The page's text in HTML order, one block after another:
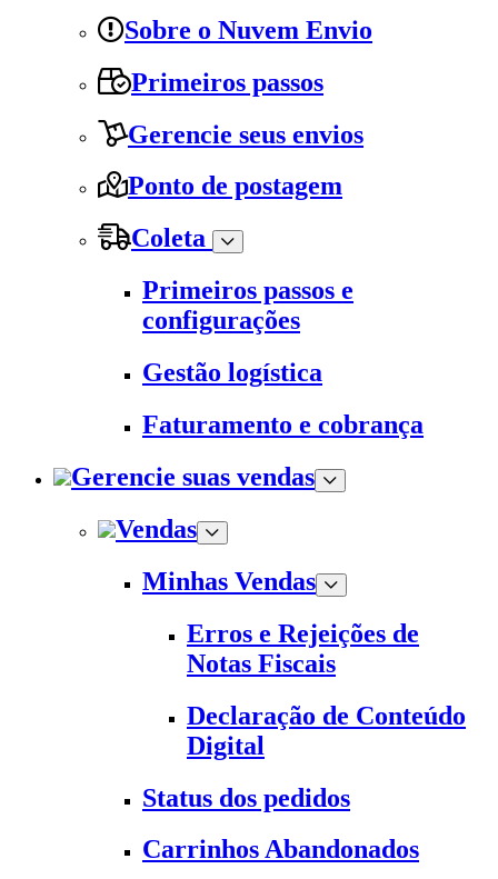
Sobre o Nuvem Envio
Primeiros passos
Gerencie seus envios
Ponto de postagem
Coleta
Primeiros passos e
configurações
Gestão logística
Faturamento e cobrança
Gerencie suas vendas
Vendas
Minhas Vendas
Erros e Rejeições de
Notas Fiscais
Declaração de Conteúdo
Digital
Status dos pedidos
Carrinhos Abandonados